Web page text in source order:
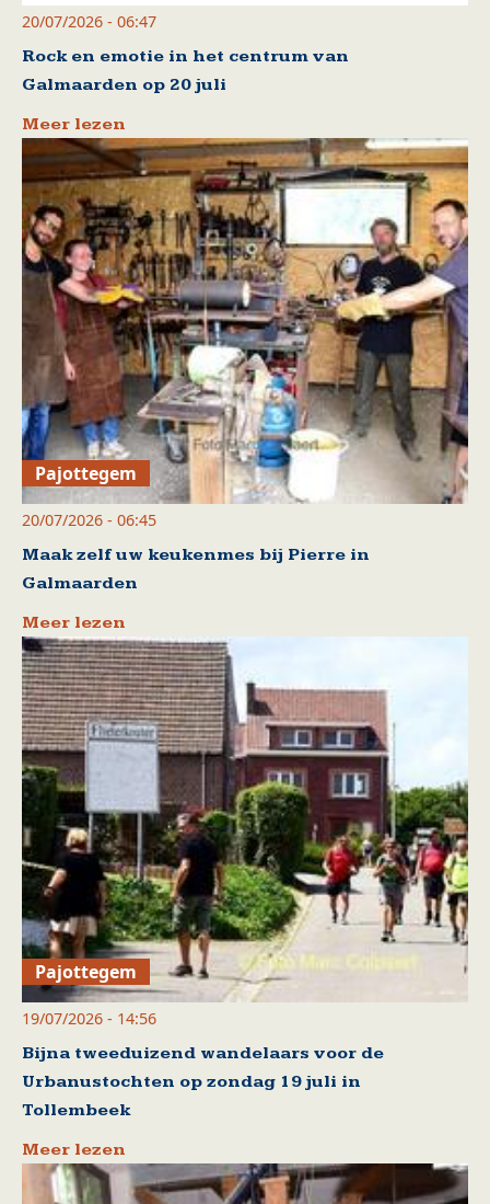
20/07/2026 - 06:47
Rock en emotie in het centrum van
Galmaarden op 20 juli
Meer lezen
Pajottegem
20/07/2026 - 06:45
Maak zelf uw keukenmes bij Pierre in
Galmaarden
Meer lezen
Pajottegem
19/07/2026 - 14:56
Bijna tweeduizend wandelaars voor de
Urbanustochten op zondag 19 juli in
Tollembeek
Meer lezen